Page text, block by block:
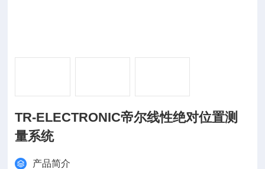
TR-ELECTRONIC帝尔线性绝对位置测
量系统
产品简介